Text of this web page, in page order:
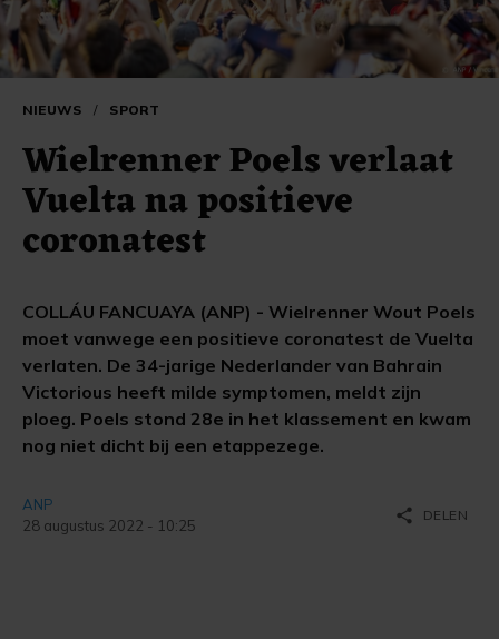
NIEUWS / SPORT
Wielrenner Poels verlaat
Vuelta na positieve
coronatest
COLLÁU FANCUAYA (ANP) - Wielrenner Wout Poels
moet vanwege een positieve coronatest de Vuelta
verlaten. De 34-jarige Nederlander van Bahrain
Victorious heeft milde symptomen, meldt zijn
ploeg. Poels stond 28e in het klassement en kwam
nog niet dicht bij een etappezege.
ANP
28 augustus 2022 - 10:25
share DELEN